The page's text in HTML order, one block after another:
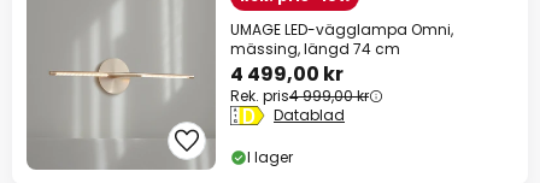
UMAGE LED-vägglampa Omni,
mässing, längd 74 cm
4 499,00 kr
Rek. pris4 999,00 kr
Datablad
I lager